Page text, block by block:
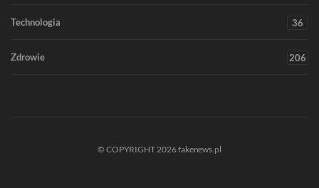
Technologia 36
Zdrowie 206
© COPYRIGHT 2026 fakenews.pl